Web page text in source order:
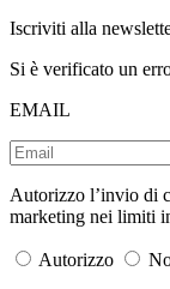
Iscriviti alla
Si è verificato un
EMAIL
Autorizzo l’invio di
marketing nei limiti
Autorizzo